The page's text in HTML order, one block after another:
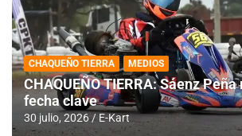
CHAQUEÑO TIERRA MEDIOS
CHAQUEÑO TIERRA: Sáenz
fecha clave
30 julio, 2026 E-Kart